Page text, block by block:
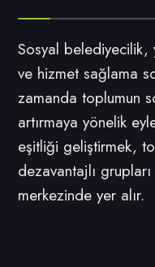
Sosyal belediyecilik,
ve hizmet sağlama
zamanda toplumun
artırmaya yönelik
eşitliği geliştirmek,
dezavantajlı
merkezinde yer alır.